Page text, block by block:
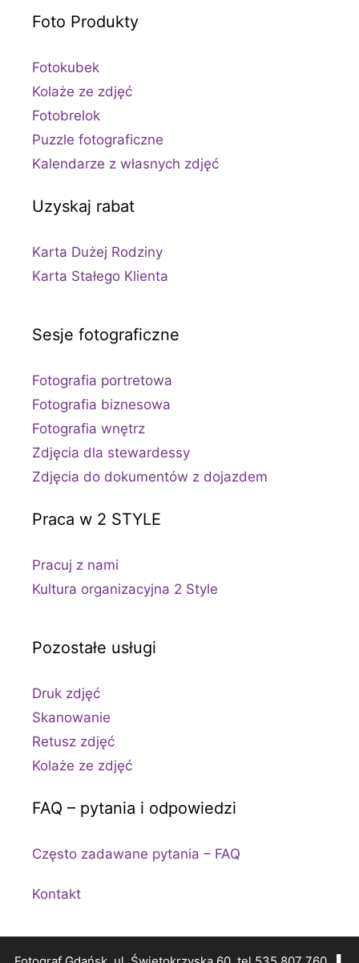
Foto Produkty
Fotokubek
Kolaże ze zdjęć
Fotobrelok
Puzzle fotograficzne
Kalendarze z własnych zdjęć
Uzyskaj rabat
Karta Dużej Rodziny
Karta Stałego Klienta
Sesje fotograficzne
Fotografia portretowa
Fotografia biznesowa
Fotografia wnętrz
Zdjęcia dla stewardessy
Zdjęcia do dokumentów z dojazdem
Praca w 2 STYLE
Pracuj z nami
Kultura organizacyjna 2 Style
Pozostałe usługi
Druk zdjęć
Skanowanie
Retusz zdjęć
Kolaże ze zdjęć
FAQ – pytania i odpowiedzi
Często zadawane pytania – FAQ
Kontakt